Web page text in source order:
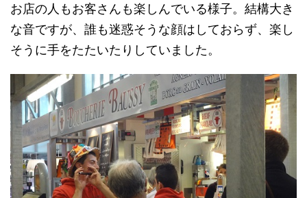
お店の人もお客さんも楽しんでいる様子。結構大き
な音ですが、誰も迷惑そうな顔はしておらず、楽し
そうに手をたたいたりしていました。